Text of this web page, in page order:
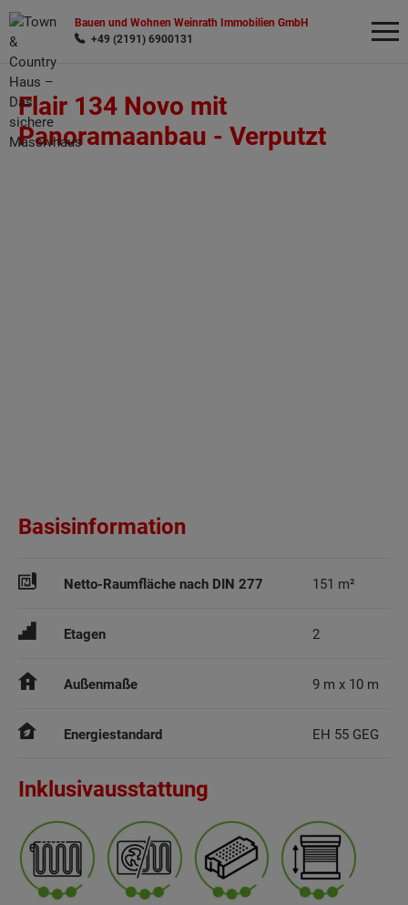
Bauen und Wohnen Weinrath Immobilien GmbH
+49 (2191) 6900131
Flair 134 Novo mit
Panoramaanbau - Verputzt
Basisinformation
Netto-Raumfläche nach DIN 277 151 m²
Etagen 2
Außenmaße 9 m x 10 m
Energiestandard EH 55 GEG
Inklusivausstattung
Wonach möchten Sie suchen?